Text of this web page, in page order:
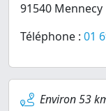
91540 Mennecy
Téléphone : 01
Environ 53